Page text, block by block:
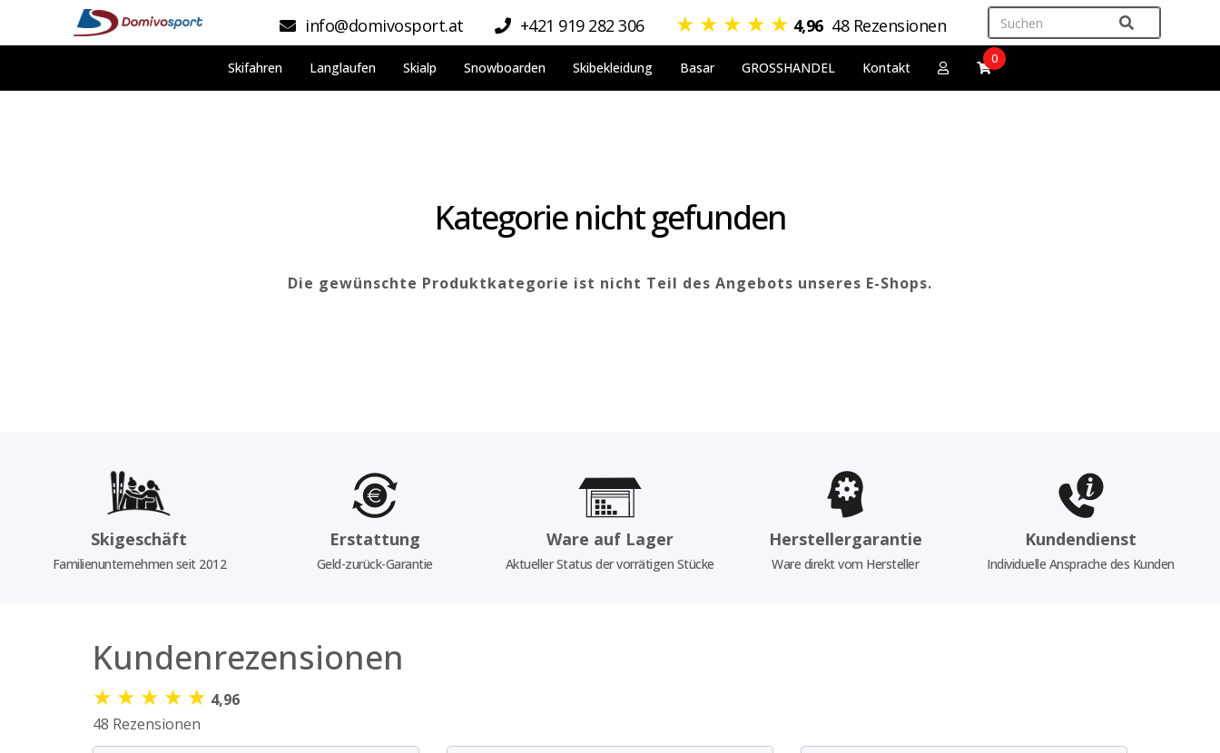
info@domivosport.at +421 919 282 306 ★ ★ ★ ★ ★ 4,96 48 Rezensionen
Skifahren Langlaufen Skialp Snowboarden Skibekleidung Basar GROSSHANDEL Kontakt
0
Kategorie nicht gefunden
Die gewünschte Produktkategorie ist nicht Teil des Angebots unseres E-Shops.
Skigeschäft
Familienunternehmen seit 2012
Erstattung
Geld-zurück-Garantie
Ware auf Lager
Aktueller Status der vorrätigen Stücke
Herstellergarantie
Ware direkt vom Hersteller
Kundendienst
Individuelle Ansprache des Kunden
Kundenrezensionen
★ ★ ★ ★ ★ 4,96
48 Rezensionen